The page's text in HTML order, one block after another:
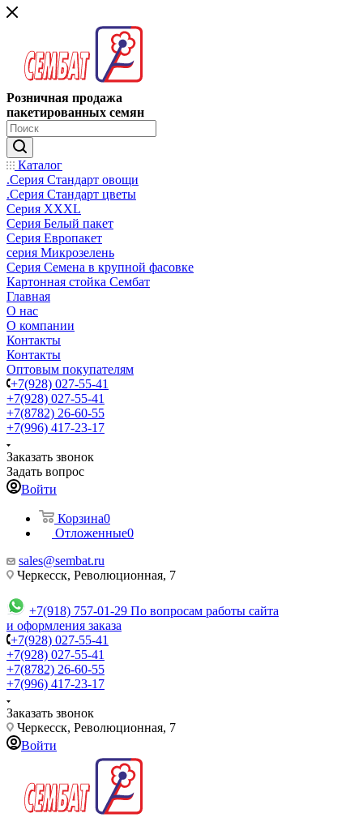
Розничная продажа
пакетированных семян
Каталог
.Серия Стандарт овощи
.Серия Стандарт цветы
Серия XXXL
Серия Белый пакет
Серия Европакет
серия Микрозелень
Серия Семена в крупной фасовке
Картонная стойка Сембат
Главная
О нас
О компании
Контакты
Контакты
Оптовым покупателям
+7(928) 027-55-41
+7(928) 027-55-41
+7(8782) 26-60-55
+7(996) 417-23-17
Заказать звонок
Задать вопрос
Войти
Корзина0
Отложенные0
sales@sembat.ru
Черкесск, Революционная, 7
+7(918) 757-01-29 По вопросам работы сайта
и оформления заказа
+7(928) 027-55-41
+7(928) 027-55-41
+7(8782) 26-60-55
+7(996) 417-23-17
Заказать звонок
Черкесск, Революционная, 7
Войти